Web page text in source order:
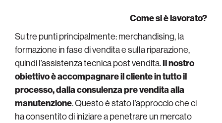
Come si è lavorato?
Su tre punti principalmente: merchandising, la
formazione in fase di vendita e sulla riparazione,
quindi l’assistenza tecnica post vendita.Il nostro
obiettivo è accompagnare il cliente in tutto il
processo, dalla consulenza pre vendita alla
manutenzione. Questo è stato l’approccio che ci
ha consentito di iniziare a penetrare un mercato